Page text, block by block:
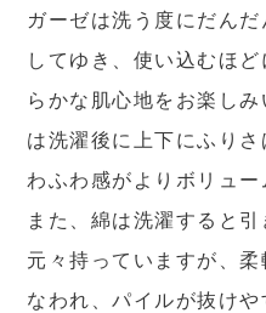
ガーゼは洗う度にだん
してゆき、使い込むほ
らかな肌心地をお楽し
は洗濯後に上下にふり
わふわ感がよりボリュー
また、綿は洗濯すると
元々持っていますが、
なわれ、パイルが抜け